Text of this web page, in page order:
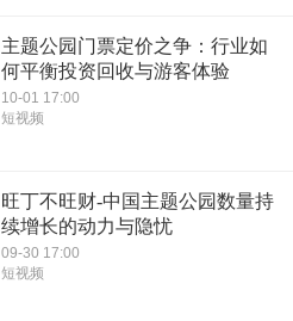
主题公园门票定价之争：行业如
何平衡投资回收与游客体验
10-01 17:00
短视频
旺丁不旺财-中国主题公园数量持
续增长的动力与隐忧
09-30 17:00
短视频